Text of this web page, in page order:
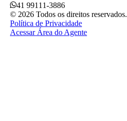
41 99111-3886
© 2026 Todos os direitos reservados.
Política de Privacidade
Acessar Área do Agente